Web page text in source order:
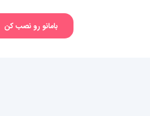
بامانو رو نصب کن